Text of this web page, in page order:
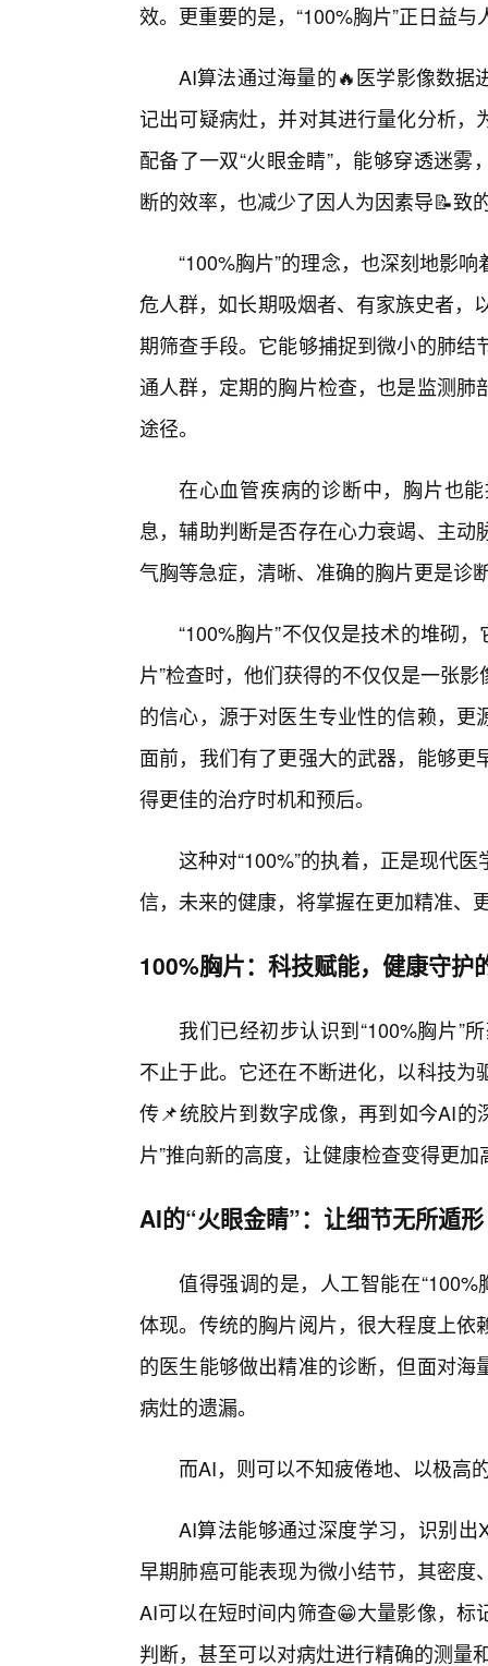
效。更重要的是，“100%胸片”正日益
AI算法通过海量的🔥医学影像数据
记出可疑病灶，并对其进行量化分析
配备了一双“火眼金睛”，能够穿透迷
断的效率，也减少了因人为因素导📝致
“100%胸片”的理念，也深刻地影
危人群，如长期吸烟者、有家族史者，
期筛查手段。它能够捕捉到微小的肺
通人群，定期的胸片检查，也是监测
途径。
在心血管疾病的诊断中，胸片也
息，辅助判断是否存在心力衰竭、主
气胸等急症，清晰、准确的胸片更是诊
“100%胸片”不仅仅是技术的堆砌
片”检查时，他们获得的不仅仅是一张
的信心，源于对医生专业性的信赖，
面前，我们有了更强大的武器，能够
得更佳的治疗时机和预后。
这种对“100%”的执着，正是现代
信，未来的健康，将掌握在更加精准、
100%胸片：科技赋能，健康守护
我们已经初步认识到“100%胸片”
不止于此。它还在不断进化，以科技
传📌统胶片到数字成像，再到如今AI的
片”推向新的高度，让健康检查变得更
AI的“火眼金睛”：让细节无所遁形
值得强调的是，人工智能在“100%
体现。传统的胸片阅片，很大程度上
的医生能够做出精准的诊断，但面对
病灶的遗漏。
而AI，则可以不知疲倦地、以极高
AI算法能够通过深度学习，识别
早期肺癌可能表现为微小结节，其密
AI可以在短时间内筛查😁大量影像，
判断，甚至可以对病灶进行精确的测量